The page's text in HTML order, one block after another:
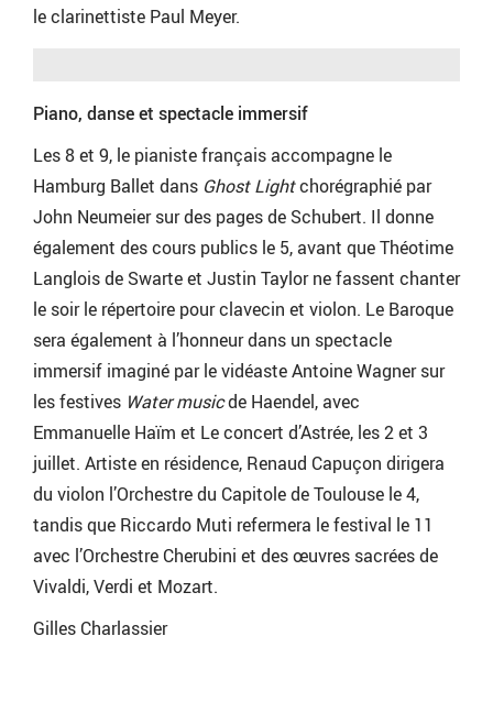
le clarinettiste Paul Meyer.
Piano, danse et spectacle immersif
Les 8 et 9, le pianiste français accompagne le
Hamburg Ballet dans Ghost Lightchorégraphié par
John Neumeier sur des pages de Schubert. Il donne
également des cours publics le 5, avant que Théotime
Langlois de Swarte et Justin Taylor ne fassent chanter
le soir le répertoire pour clavecin et violon. Le Baroque
sera également à l’honneur dans un spectacle
immersif imaginé par le vidéaste Antoine Wagner sur
les festives Water musicde Haendel, avec
Emmanuelle Haïm et Le concert d’Astrée, les 2 et 3
juillet. Artiste en résidence, Renaud Capuçon dirigera
du violon l’Orchestre du Capitole de Toulouse le 4,
tandis que Riccardo Muti refermera le festival le 11
avec l’Orchestre Cherubini et des œuvres sacrées de
Vivaldi, Verdi et Mozart.
Gilles Charlassier